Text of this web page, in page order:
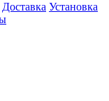
Доставка Установка